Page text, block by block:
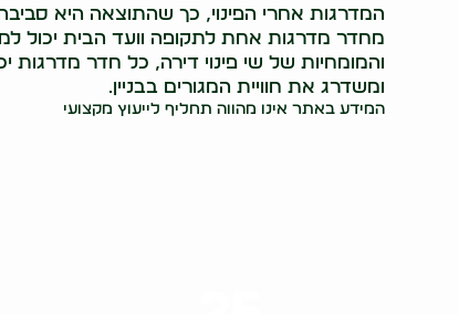
המדרגות אחרי הפינוי, כך שהתוצאה היא סביבה
מחדר מדרגות אחת לתקופה וועד הבית יכול
והמומחיות של שי פינוי דירה, כל חדר מדרגות
ומשדרג את חוויית המגורים בבניין.
המידע באתר אינו מהווה תחליף לייעוץ מקצועי